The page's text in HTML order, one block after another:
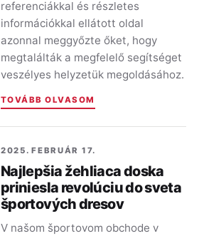
referenciákkal és részletes
információkkal ellátott oldal
azonnal meggyőzte őket, hogy
megtalálták a megfelelő segítséget
veszélyes helyzetük megoldásához.
TOVÁBB OLVASOM
2025. FEBRUÁR 17.
Najlepšia žehliaca doska
priniesla revolúciu do sveta
športových dresov
V našom športovom obchode v